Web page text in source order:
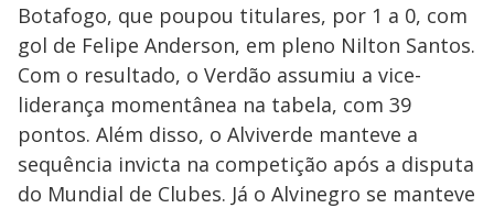
Botafogo, que poupou titulares, por 1 a 0, com
gol de Felipe Anderson, em pleno Nilton Santos.
Com o resultado, o Verdão assumiu a vice-
liderança momentânea na tabela, com 39
pontos. Além disso, o Alviverde manteve a
sequência invicta na competição após a disputa
do Mundial de Clubes. Já o Alvinegro se manteve